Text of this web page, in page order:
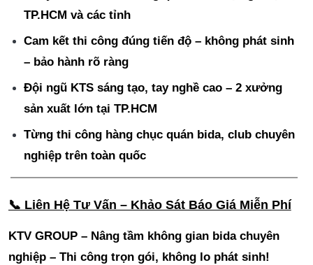
TP.HCM và các tỉnh
Cam kết thi công đúng tiến độ – không phát sinh
– bảo hành rõ ràng
Đội ngũ KTS sáng tạo, tay nghề cao – 2 xưởng
sản xuất lớn tại TP.HCM
Từng thi công hàng chục quán bida, club chuyên
nghiệp trên toàn quốc
📞 Liên Hệ Tư Vấn – Khảo Sát Báo Giá Miễn Phí
KTV GROUP – Nâng tầm không gian bida chuyên
nghiệp – Thi công trọn gói, không lo phát sinh!